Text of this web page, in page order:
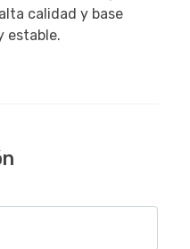
calidad y base
estable.